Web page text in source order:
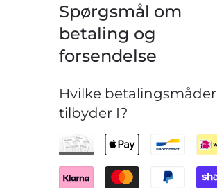
Spørgsmål om
betaling og
forsendelse
Hvilke betalingsmåder
tilbyder I?